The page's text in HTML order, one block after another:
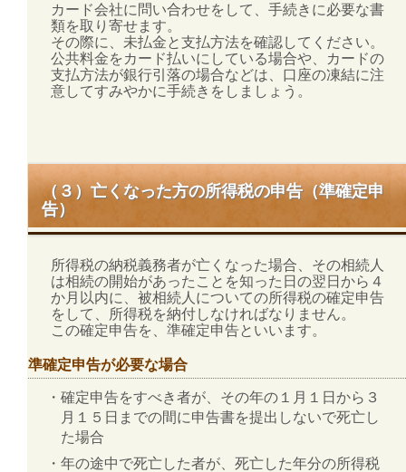
カード会社に問い合わせをして、手続きに必要な書
類を取り寄せます。
その際に、未払金と支払方法を確認してください。
公共料金をカード払いにしている場合や、カードの
支払方法が銀行引落の場合などは、口座の凍結に注
意してすみやかに手続きをしましょう。
（３）亡くなった方の所得税の申告（準確定申
告）
所得税の納税義務者が亡くなった場合、その相続人
は相続の開始があったことを知った日の翌日から４
か月以内に、被相続人についての所得税の確定申告
をして、所得税を納付しなければなりません。
この確定申告を、準確定申告といいます。
準確定申告が必要な場合
・確定申告をすべき者が、その年の１月１日から３
月１５日までの間に申告書を提出しないで死亡し
た場合
・年の途中で死亡した者が、死亡した年分の所得税